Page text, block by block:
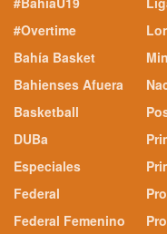
#Overtime
Bahía Basket
Bahienses Afuera
Basketball
DUBa
Especiales
Federal
Federal Femenino